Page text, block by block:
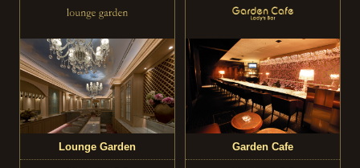
Lounge Garden Garden Cafe